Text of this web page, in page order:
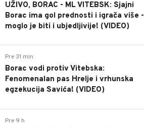
UŽIVO, BORAC - ML VITEBSK: Sjajni
Borac ima gol prednosti i igrača više -
moglo je biti i ubjedljivije! (VIDEO)
Pre 31 min
Borac vodi protiv Vitebska:
Fenomenalan pas Hrelje i vrhunska
egzekucija Savića! (VIDEO)
Pre 9 h